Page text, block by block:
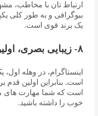
ارتباط تان با مخاطب،
بیوگرافی و به طور کلی
یک برند قوی است.
۸- زیبایی بصری، اولین قدم است
اینستاگرام، در وهله
است. بنابراین اولین قدم
است که شما مهارت های
خوب را داشته باشید.